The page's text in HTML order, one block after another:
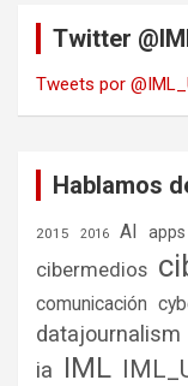
Twitter
Tweets por
Hablamos
2015 2016 AI apps
cibermedios
comunicación
datajournalism
ia IML